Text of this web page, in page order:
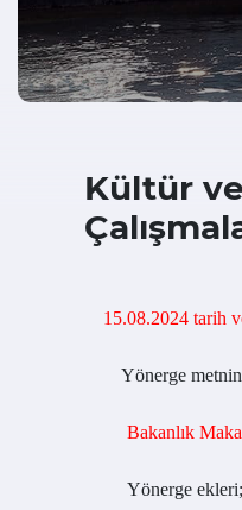
Kültür ve
15.08.2024 tarih
Yönerge
Bakanlık
Yönerge ekleri;